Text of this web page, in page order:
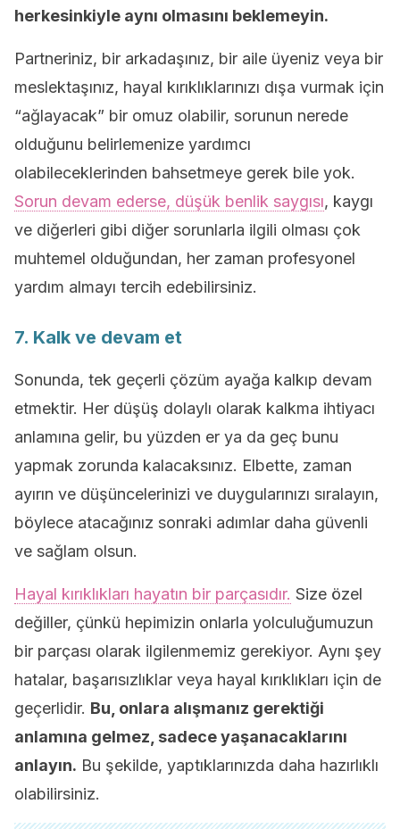
herkesinkiyle aynı olmasını beklemeyin.
Partneriniz, bir arkadaşınız, bir aile üyeniz veya bir
meslektaşınız, hayal kırıklıklarınızı dışa vurmak için
“ağlayacak” bir omuz olabilir, sorunun nerede
olduğunu belirlemenize yardımcı
olabileceklerinden bahsetmeye gerek bile yok.
Sorun devam ederse, düşük benlik saygısı, kaygı
ve diğerleri gibi diğer sorunlarla ilgili olması çok
muhtemel olduğundan, her zaman profesyonel
yardım almayı tercih edebilirsiniz.
7. Kalk ve devam et
Sonunda, tek geçerli çözüm ayağa kalkıp devam
etmektir. Her düşüş dolaylı olarak kalkma ihtiyacı
anlamına gelir, bu yüzden er ya da geç bunu
yapmak zorunda kalacaksınız. Elbette, zaman
ayırın ve düşüncelerinizi ve duygularınızı sıralayın,
böylece atacağınız sonraki adımlar daha güvenli
ve sağlam olsun.
Hayal kırıklıkları hayatın bir parçasıdır. Size özel
değiller, çünkü hepimizin onlarla yolculuğumuzun
bir parçası olarak ilgilenmemiz gerekiyor. Aynı şey
hatalar, başarısızlıklar veya hayal kırıklıkları için de
geçerlidir. Bu, onlara alışmanız gerektiği
anlamına gelmez, sadece yaşanacaklarını
anlayın. Bu şekilde, yaptıklarınızda daha hazırlıklı
olabilirsiniz.